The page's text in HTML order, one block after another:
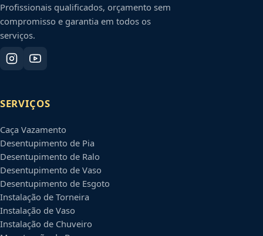
Profissionais qualificados, orçamento sem
compromisso e garantia em todos os
serviços.
SERVIÇOS
Caça Vazamento
Desentupimento de Pia
Desentupimento de Ralo
Desentupimento de Vaso
Desentupimento de Esgoto
Instalação de Torneira
Instalação de Vaso
Instalação de Chuveiro